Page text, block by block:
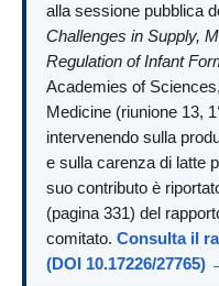
alla sessione pubblica
Challenges in Supply,
Regulation of Infant
Academies of
Medicine (riunione 13,
intervenendo sulla
e sulla carenza di latte
suo contributo è
(pagina 331) del
comitato. Consulta il
(DOI 10.17226/27765)